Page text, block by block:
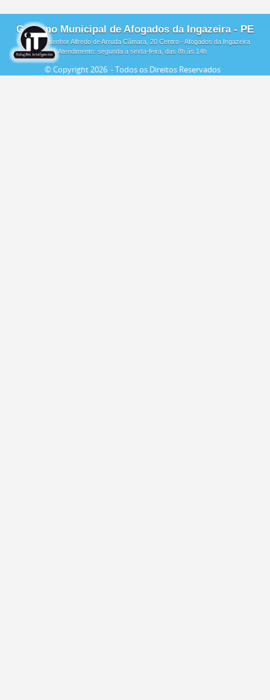
Governo Municipal de Afogados da Ingazeira - PE
Praça Monsenhor Alfredo de Arruda Câmara, 20 Centro - Afogados da Ingazeira
Atendimento: segunda a sexta-feira, das 8h às 14h
© Copyright2026 - Todos os Direitos Reservados